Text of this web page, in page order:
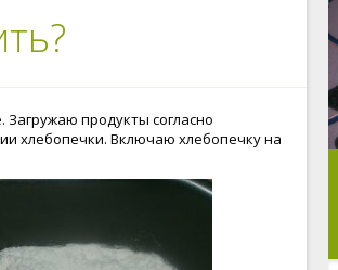
Загружаю продукты согласно
хлебопечки. Включаю хлебопечку на